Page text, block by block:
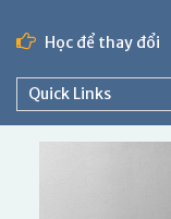
content
Học để thay đổi
Quick Links